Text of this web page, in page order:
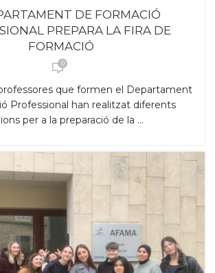
PROMOCIÓ CICLES
DE FORMACIÓ
PREPARA LA FIRA DE
FORMACIÓ
0
que formen el Departament
Professional han realitzat diferents
per a la preparació de la ...